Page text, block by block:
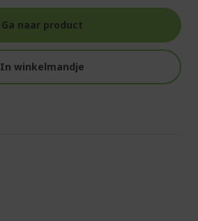
Ga naar product
In winkelmandje